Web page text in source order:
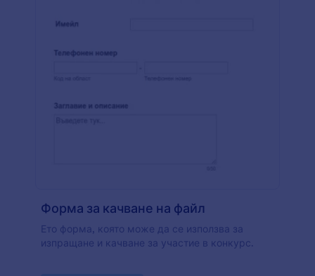
Форма за качване на файл
Ето форма, която може да се използва за
изпращане и качване за участие в конкурс.